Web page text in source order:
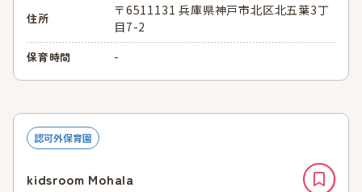
住所
〒6511131 兵庫県神戸市北区北五葉3丁
目7-2
保育時間 -
認可外保育園
kidsroom Mohala